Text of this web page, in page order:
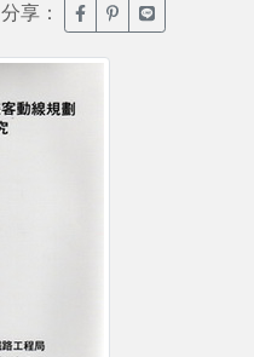
分享： 臉書分享(另開新視窗)
噗浪分享(另開新
Line分享(另